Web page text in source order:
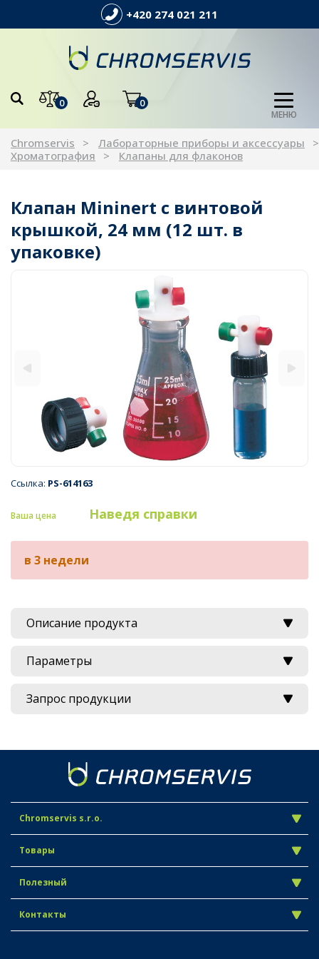
+420 274 021 211
0 0
МЕНЮ
Chromservis
Лабораторные приборы и аксессуары
Хроматография
Клапаны для флаконов
Клапан Mininert с винтовой
крышкой, 24 мм (12 шт. в
упаковке)
Ссылка: PS-614163
Ваша цена Наведя справки
в 3 недели
Описание продукта
Параметры
Запрос продукции
Chromservis s.r.o.
Товары
Полезный
Контакты